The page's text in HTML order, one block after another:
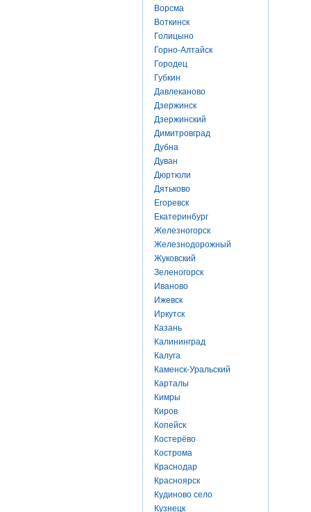
Ворсма
Воткинск
Голицыно
Горно-Алтайск
Городец
Губкин
Давлеканово
Дзержинск
Дзержинский
Димитровград
Дубна
Дуван
Дюртюли
Дятьково
Егоревск
Екатеринбург
Железногорск
Железнодорожный
Жуковский
Зеленогорск
Иваново
Ижевск
Иркутск
Казань
Калининград
Калуга
Каменск-Уральский
Карталы
Кимры
Киров
Копейск
Костерёво
Кострома
Краснодар
Красноярск
Кудиново село
Кузнецк